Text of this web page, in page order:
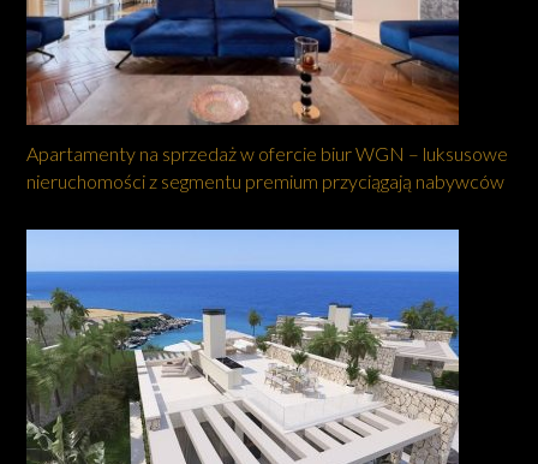
Apartamenty na sprzedaż w ofercie biur WGN – luksusowe
nieruchomości z segmentu premium przyciągają nabywców